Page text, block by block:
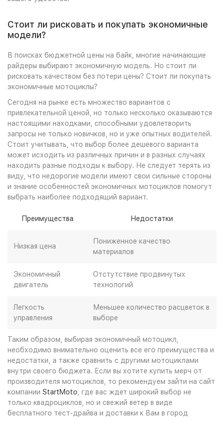
Стоит ли рисковать и покупать экономичные
модели?
В поисках бюджетной цены на байк, многие начинающие
райдеры выбирают экономичную модель. Но стоит ли
рисковать качеством без потери цены? Стоит ли покупать
экономичные мотоциклы?
Сегодня на рынке есть множество вариантов с
привлекательной ценой, но только несколько оказываются
настоящими находками, способными удовлетворить
запросы не только новичков, но и уже опытных водителей.
Стоит учитывать, что выбор более дешевого варианта
может исходить из различных причин и в разных случаях
находить разные подходы к выбору. Не следует терять из
виду, что недорогие модели имеют свои сильные стороны
и знание особенностей экономичных мотоциклов помогут
выбрать наиболее подходящий вариант.
Преимущества Недостатки
Низкая цена
Пониженное качество
материалов
Экономичный
двигатель
Отстутствие продвинутых
технологий
Легкость
управления
Меньшее количество расцветок в
выборе
Таким образом, выбирая экономичный мотоцикл,
необходимо внимательно оценить все его преимущества и
недостатки, а также сравнить с другими мотоциклами
внутри своего бюджета. Если вы хотите купить мерч от
производителя мотоциклов, то рекомендуем зайти на сайт
компании StartMoto, где вас ждет широкий выбор не
только квадроциклов, но и свежий ветер в виде
бесплатного тест-драйва и доставки к Вам в город